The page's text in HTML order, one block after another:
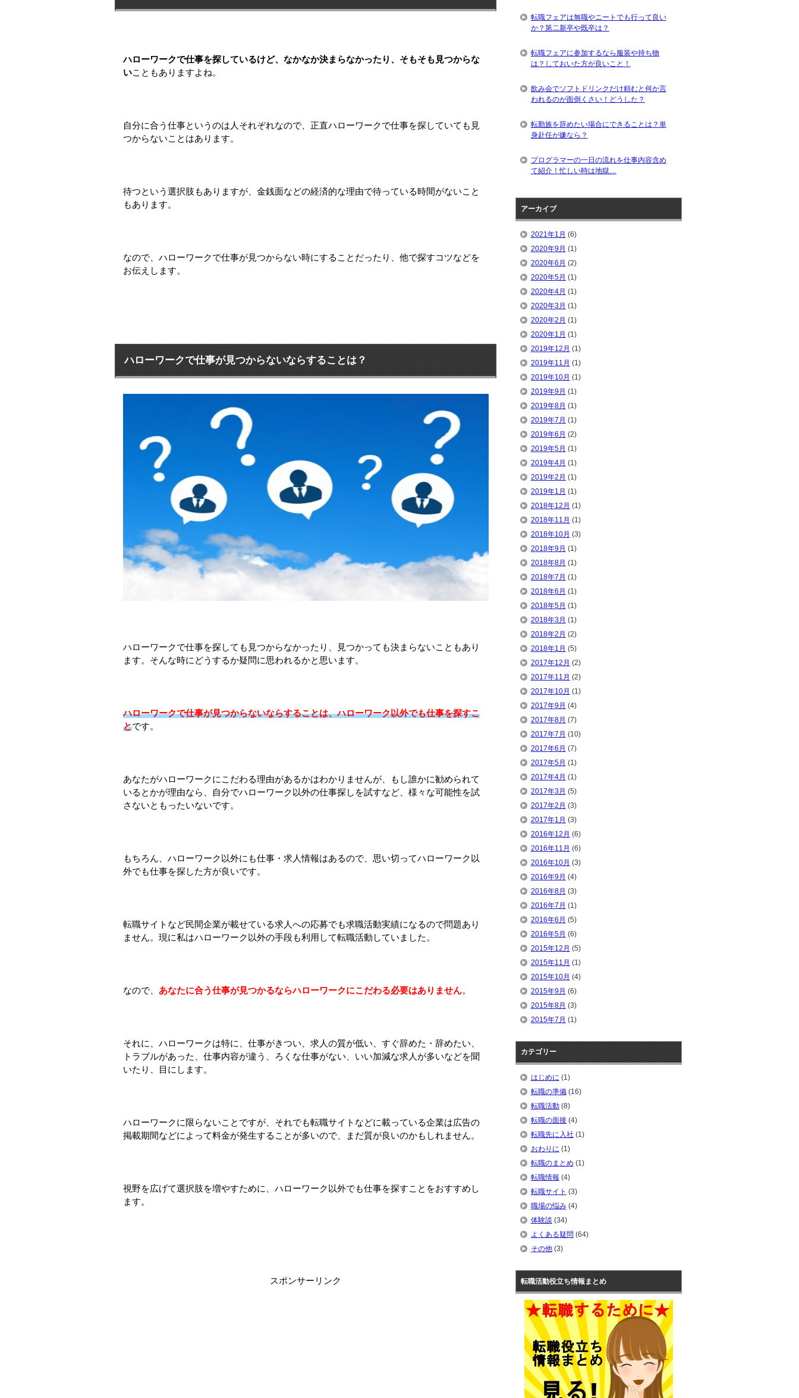
ハローワークで仕事を探しているけど、なかなか決まらなかったり、そもそも見つからな
いこともありますよね。
自分に合う仕事というのは人それぞれなので、正直ハローワークで仕事を探していても見
つからないことはあります。
待つという選択肢もありますが、金銭面などの経済的な理由で待っている時間がないこと
もあります。
なので、ハローワークで仕事が見つからない時にすることだったり、他で探すコツなどを
お伝えします。
ハローワークで仕事が見つからないならすることは？
ハローワークで仕事を探しても見つからなかったり、見つかっても決まらないこともあり
ます。そんな時にどうするか疑問に思われるかと思います。
ハローワークで仕事が見つからないならすることは、ハローワーク以外でも仕事を探すこ
とです。
あなたがハローワークにこだわる理由があるかはわかりませんが、もし誰かに勧められて
いるとかが理由なら、自分でハローワーク以外の仕事探しを試すなど、様々な可能性を試
さないともったいないです。
もちろん、ハローワーク以外にも仕事・求人情報はあるので、思い切ってハローワーク以
外でも仕事を探した方が良いです。
転職サイトなど民間企業が載せている求人への応募でも求職活動実績になるので問題あり
ません。現に私はハローワーク以外の手段も利用して転職活動していました。
なので、 あなたに合う仕事が見つかるならハローワークにこだわる必要はありません。
それに、ハローワークは特に、仕事がきつい、求人の質が低い、すぐ辞めた・辞めたい、
トラブルがあった、仕事内容が違う、ろくな仕事がない、いい加減な求人が多いなどを聞
いたり、目にします。
ハローワークに限らないことですが、それでも転職サイトなどに載っている企業は広告の
掲載期間などによって料金が発生することが多いので、まだ質が良いのかもしれません。
視野を広げて選択肢を増やすために、ハローワーク以外でも仕事を探すことをおすすめし
ます。
スポンサーリンク
転職フェアは無職やニートでも行って良い
か？第二新卒や既卒は？
転職フェアに参加するなら服装や持ち物
は？しておいた方が良いこと！
飲み会でソフトドリンクだけ頼むと何か言
われるのが面倒くさい！どうした？
転勤族を辞めたい場合にできることは？単
身赴任が嫌なら？
プログラマーの一日の流れを仕事内容含め
て紹介！忙しい時は地獄…
アーカイブ
2021年1月 (6)
2020年9月 (1)
2020年6月 (2)
2020年5月 (1)
2020年4月 (1)
2020年3月 (1)
2020年2月 (1)
2020年1月 (1)
2019年12月 (1)
2019年11月 (1)
2019年10月 (1)
2019年9月 (1)
2019年8月 (1)
2019年7月 (1)
2019年6月 (2)
2019年5月 (1)
2019年4月 (1)
2019年2月 (1)
2019年1月 (1)
2018年12月 (1)
2018年11月 (1)
2018年10月 (3)
2018年9月 (1)
2018年8月 (1)
2018年7月 (1)
2018年6月 (1)
2018年5月 (1)
2018年3月 (1)
2018年2月 (2)
2018年1月 (5)
2017年12月 (2)
2017年11月 (2)
2017年10月 (1)
2017年9月 (4)
2017年8月 (7)
2017年7月 (10)
2017年6月 (7)
2017年5月 (1)
2017年4月 (1)
2017年3月 (5)
2017年2月 (3)
2017年1月 (3)
2016年12月 (6)
2016年11月 (6)
2016年10月 (3)
2016年9月 (4)
2016年8月 (3)
2016年7月 (1)
2016年6月 (5)
2016年5月 (6)
2015年12月 (5)
2015年11月 (1)
2015年10月 (4)
2015年9月 (6)
2015年8月 (3)
2015年7月 (1)
カテゴリー
はじめに (1)
転職の準備(16)
転職活動(8)
転職の面接(4)
転職先に入社 (1)
おわりに (1)
転職のまとめ (1)
転職情報 (4)
転職サイト (3)
職場の悩み(4)
体験談 (34)
よくある疑問 (64)
その他(3)
転職活動役立ち情報まとめ